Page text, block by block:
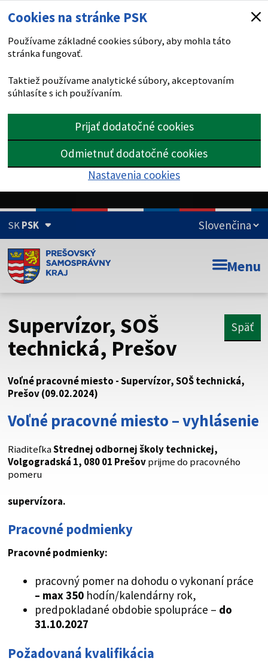
Cookies na stránke PSK
Používame základné cookies súbory, aby mohla táto
stránka fungovať.
Taktiež používame analytické súbory, akceptovaním
súhlasíte s ich používaním.
Prijať dodatočné cookies
Odmietnuť dodatočné cookies
Nastavenia cookies
SKPSK
Doména psk.sk je oficiálna
Toto je oficiálna webová stránka Prešovského
Táto stránka je zabezpečená
cez zabezpečenú webovú stránku. Zabezpečená stránka
vždy začína https:// pred názvom domény webového sídla.
Menu
Supervízor, SOŠ
technická, Prešov
Späť
Voľné pracovné miesto - Supervízor, SOŠ technická,
Prešov (09.02.2024)
Voľné pracovné miesto – vyhlásenie
RiaditeľkaStrednej odbornej školy technickej,
Volgogradská 1, 080 01 Prešovprijme do pracovného
pomeru
supervízora.
Pracovné podmienky
Pracovné podmienky:
pracovný pomer na dohodu o vykonaní práce
– max 350 hodín/kalendárny rok,
predpokladané obdobie spolupráce – do
31.10.2027
Požadovaná kvalifikácia